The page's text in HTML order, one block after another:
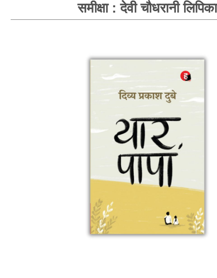
समीक्षा : देवी चौधरानी लिपिका